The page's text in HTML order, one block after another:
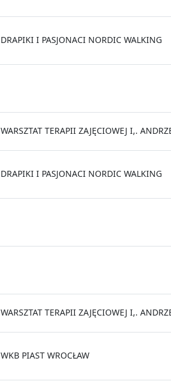
DRAPIKI I PASJONACI NORDIC WALKING
WARSZTAT TERAPII ZAJĘCIOWEJ I,.
DRAPIKI I PASJONACI NORDIC WALKING
WARSZTAT TERAPII ZAJĘCIOWEJ I,.
WKB PIAST WROCŁAW